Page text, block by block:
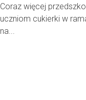
Coraz więcej
uczniom cukierki w
na...